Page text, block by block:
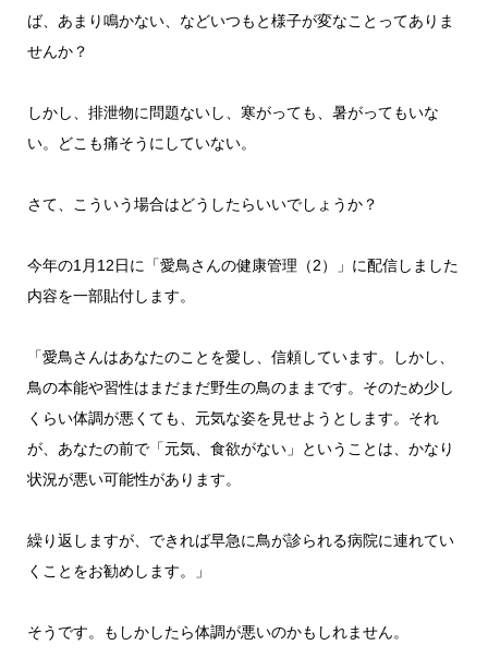
ば、あまり鳴かない、などいつもと様子が変なことってありま
せんか？
しかし、排泄物に問題ないし、寒がっても、暑がってもいな
い。どこも痛そうにしていない。
さて、こういう場合はどうしたらいいでしょうか？
今年の1月12日に「愛鳥さんの健康管理（2）」に配信しました
内容を一部貼付します。
「愛鳥さんはあなたのことを愛し、信頼しています。しかし、
鳥の本能や習性はまだまだ野生の鳥のままです。そのため少し
くらい体調が悪くても、元気な姿を見せようとします。それ
が、あなたの前で「元気、食欲がない」ということは、かなり
状況が悪い可能性があります。
繰り返しますが、できれば早急に鳥が診られる病院に連れてい
くことをお勧めします。」
そうです。もしかしたら体調が悪いのかもしれません。